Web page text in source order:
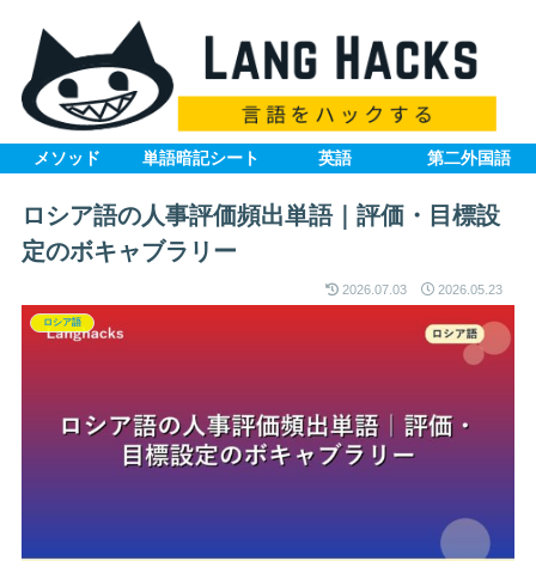
メソッド 単語暗記シート 英語 第二外国語
ロシア語の人事評価頻出単語｜評価・目標設
定のボキャブラリー
2026.07.03 2026.05.23
ロシア語